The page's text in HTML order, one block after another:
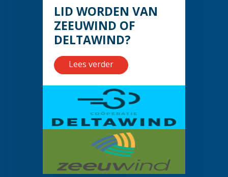
LID WORDEN VAN
ZEEUWIND OF
DELTAWIND?
Lees verder